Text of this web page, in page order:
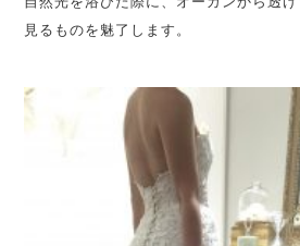
見るものを魅了します。